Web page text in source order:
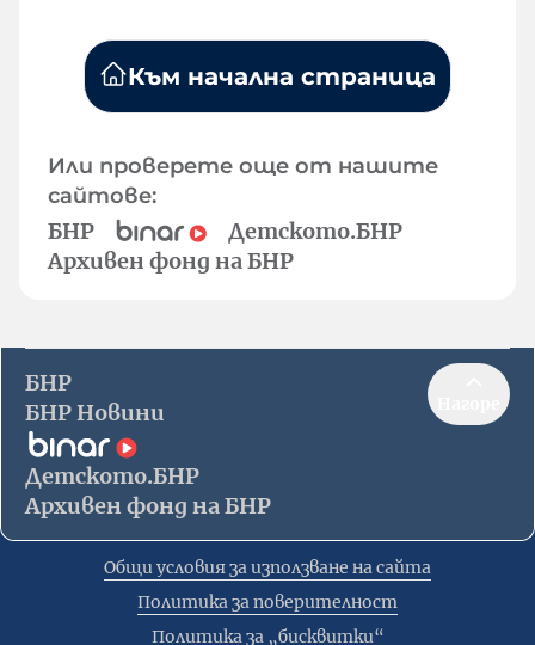
Към начална страница
Или проверете още от нашите
сайтове:
БНР
Детското.БНР
Архивен фонд на БНР
БНР
БНР Новини
Детското.БНР
Архивен фонд на БНР
Общи условия за използване на сайта
Политика за поверителност
Политика за „бисквитки“